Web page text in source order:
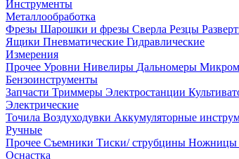
Инструменты
Металлообработка
Фрезы Шарошки и фрезы Сверла Резцы
Ящики Пневматические Гидравлические
Измерения
Прочее Уровни Нивелиры Дальномеры
Бензоинструменты
Запчасти Триммеры Электростанции
Электрические
Точила Воздуходувки Аккумуляторные
Ручные
Прочее Съемники Тиски/ струбцины Ножницы
Оснастка